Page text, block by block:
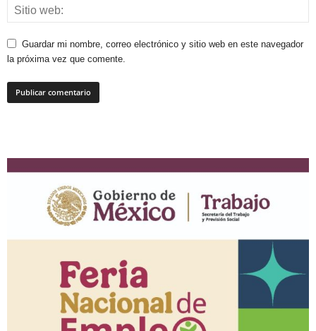
Guardar mi nombre, correo electrónico y sitio web en este navegador
la próxima vez que comente.